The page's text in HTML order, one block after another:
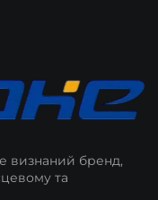
визнаний бренд,
та